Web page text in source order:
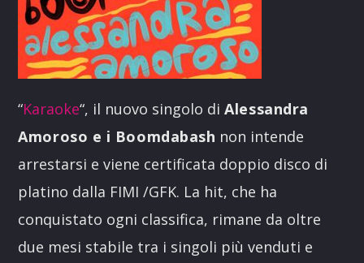
“Karaoke“, il nuovo singolo diAlessandra
Amoroso e i Boomdabash non intende
arrestarsi e viene certificata doppio disco di
platino dalla FIMI /GFK. La hit, che ha
conquistato ogni classifica, rimane da oltre
due mesi stabile tra i singoli più venduti e